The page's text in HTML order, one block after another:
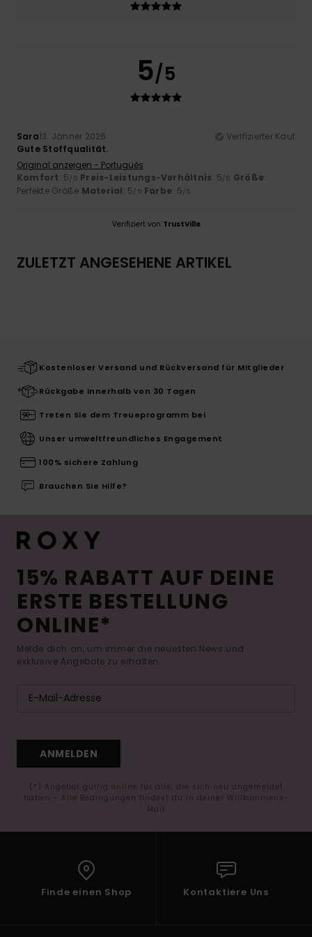
5/5
Sara13. Jänner 2026
Verifizierter Kauf
Gute Stoffqualität.
Original anzeigen - Português
Komfort: 5/5 Preis-Leistungs-Verhältnis: 5/5 Größe:
Perfekte Größe Material: 5/5 Farbe: 5/5
Verifiziert von TrustVille
ZULETZT ANGESEHENE ARTIKEL
Kostenloser Versand und Rückversand für Mitglieder
Rückgabe innerhalb von 30 Tagen
Treten Sie dem Treueprogramm bei
Unser umweltfreundliches Engagement
100% sichere Zahlung
Brauchen Sie Hilfe?
15% RABATT AUF DEINE
ERSTE BESTELLUNG
ONLINE*
Melde dich an, um immer die neuesten News und
exklusive Angebote zu erhalten.
ANMELDEN
(*) Angebot gültig online für alle, die sich neu angemeldet
haben - Alle Bedingungen findest du in deiner Willkommens-
Mail
Finde einen Shop Kontaktiere Uns